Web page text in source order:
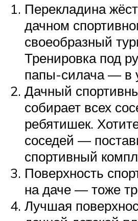
Перекладина
дачном
своеобразный
Тренировка под
папы-силача — в
Дачный
собирает всех
ребятишек.
соседей —
спортивный
Поверхность
на даче — тоже
Лучшая